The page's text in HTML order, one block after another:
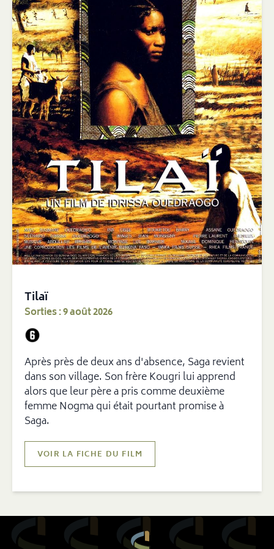
Tilaï
Sorties :9 août 2026
Après près de deux ans d'absence, Saga revient
dans son village. Son frère Kougri lui apprend
alors que leur père a pris comme deuxième
femme Nogma qui était pourtant promise à
Saga.
VOIR LA FICHE DU FILM